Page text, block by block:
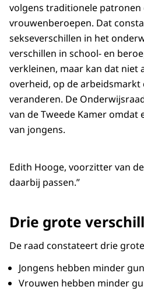
volgens traditionele
vrouwenberoepen. Dat
sekseverschillen in het
verschillen in school- en
verkleinen, maar kan dat niet
overheid, op de
veranderen. De
van de Tweede Kamer
van jongens.
Edith Hooge, voorzitter van
daarbij passen.”
Drie grote
De raad constateert drie
Jongens hebben minder
Vrouwen hebben minder